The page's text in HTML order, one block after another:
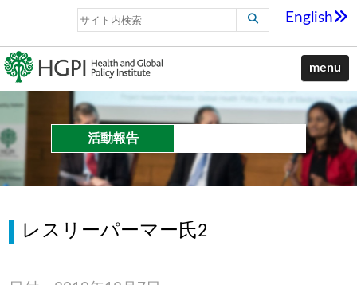
English
menu
活動報告
レスリーパーマー氏2